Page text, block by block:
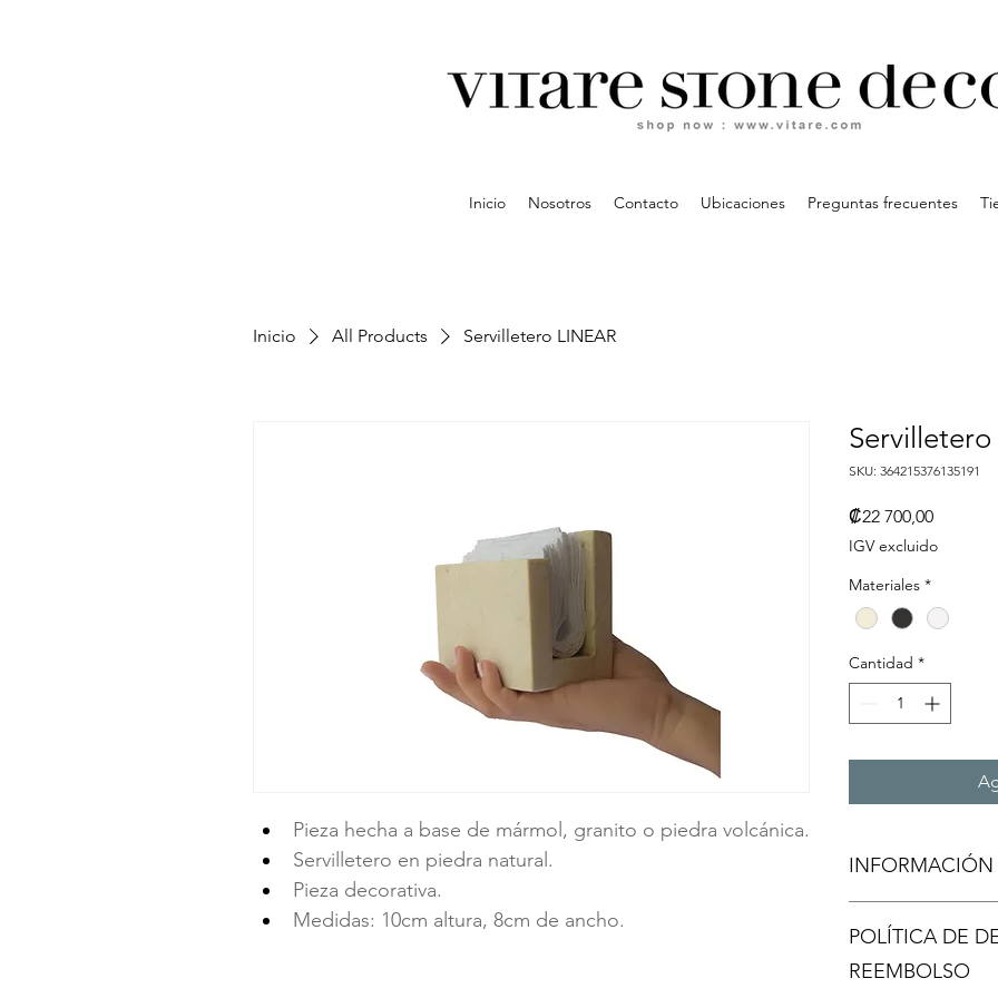
Inicio Nosotros Contacto Ubicaciones Preguntas frecuentes
Inicio All Products Servilletero LINEAR
Pieza hecha a base de mármol, granito o piedra volcánica.
Servilletero en piedra natural.
Pieza decorativa.
Medidas: 10cm altura, 8cm de ancho.
Servilletero
SKU: 364215376135191
₡22 700,00Precio
IGV excluido
Materiales *
Cantidad *
INFORMACIÓN
para agregar
tamaño, materiales,
limpieza. Es
POLÍTICA DE
REEMBOLSO